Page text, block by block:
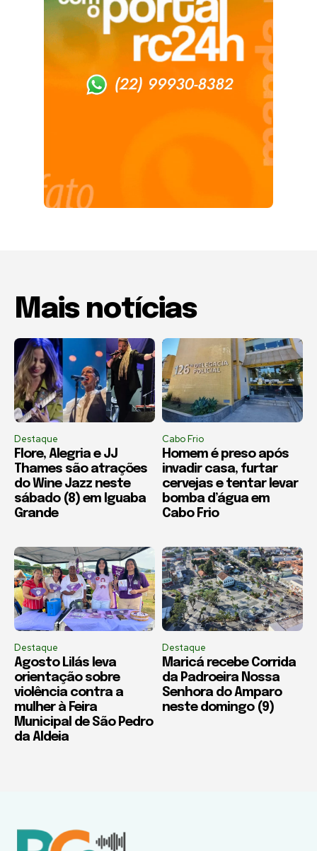
Mais notícias
Destaque
Flore, Alegria e JJ
Thames são atrações
do Wine Jazz neste
sábado (8) em Iguaba
Grande
Cabo Frio
Homem é preso após
invadir casa, furtar
cervejas e tentar levar
bomba d’água em
Cabo Frio
Destaque
Agosto Lilás leva
orientação sobre
violência contra a
mulher à Feira
Municipal de São Pedro
da Aldeia
Destaque
Maricá recebe Corrida
da Padroeira Nossa
Senhora do Amparo
neste domingo (9)